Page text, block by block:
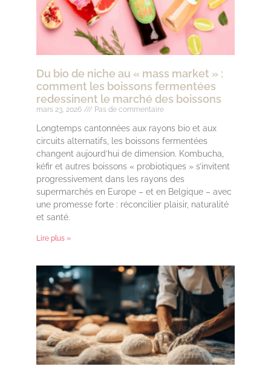
Du bio de niche au « mass market » :
comment les boissons fermentées
redessinent le marché des boissons
mars 23, 2026 Pas de commentaire
Longtemps cantonnées aux rayons bio et aux
circuits alternatifs, les boissons fermentées
changent aujourd’hui de dimension. Kombucha,
kéfir et autres boissons « probiotiques » s’invitent
progressivement dans les rayons des
supermarchés en Europe – et en Belgique – avec
une promesse forte : réconcilier plaisir, naturalité
et santé.
Lire plus »